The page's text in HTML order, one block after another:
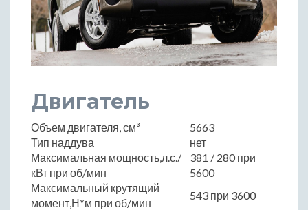
Двигатель
Объем двигателя, см³
5663
Тип наддува
нет
Максимальная мощность,л.с./
кВт при об/мин
381 / 280 при
5600
Максимальный крутящий
момент,Н*м при об/мин
543 при 3600